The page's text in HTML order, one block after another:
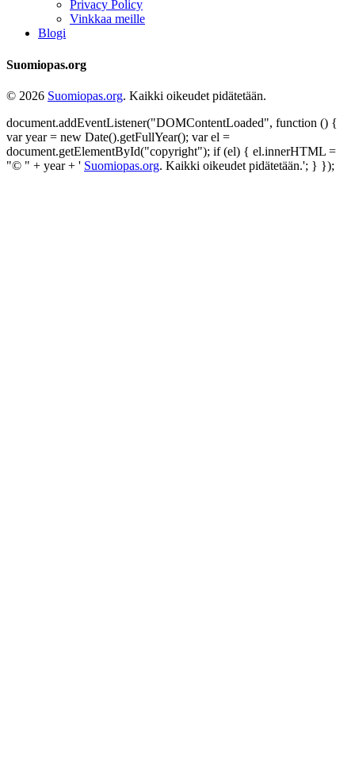
Privacy Policy
Vinkkaa meille
Blogi
Suomiopas.org
© 2026 Suomiopas.org. Kaikki oikeudet pidätetään.
document.addEventListener("DOMContentLoaded", function () {
var year = new Date().getFullYear(); var el =
document.getElementById("copyright"); if (el) { el.innerHTML =
"© " + year + ' Suomiopas.org. Kaikki oikeudet pidätetään.'; } });